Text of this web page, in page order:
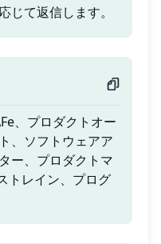
じて返信します。
、プロダクトオー
、ソフトウェアア
ー、プロダクトマ
トレイン、プログ